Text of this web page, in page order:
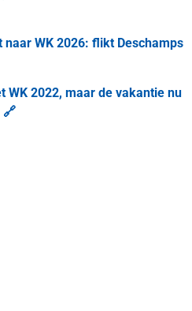
WK 2026: flikt Deschamps
WK 2022, maar de vakantie nu
🔗